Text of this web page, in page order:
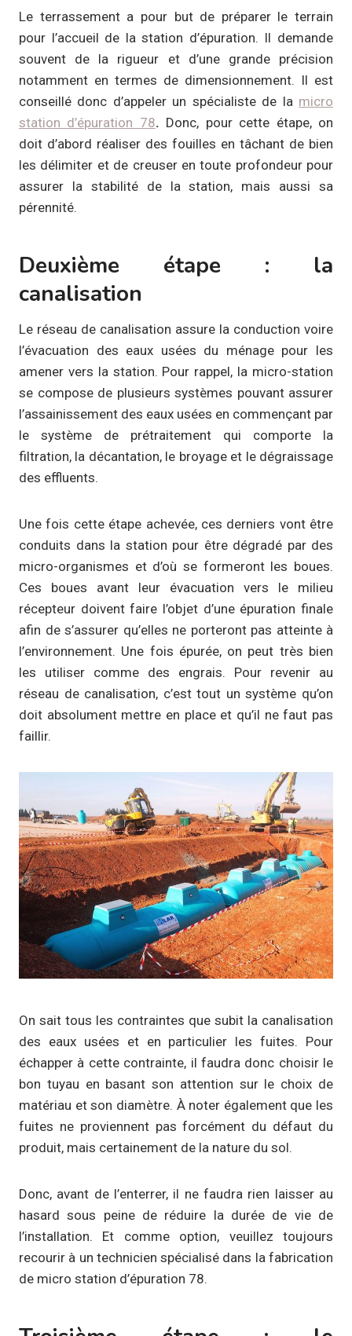
Le terrassement a pour but de préparer le terrain
pour l’accueil de la station d’épuration. Il demande
souvent de la rigueur et d’une grande précision
notamment en termes de dimensionnement. Il est
conseillé donc d’appeler un spécialiste de la micro
station d’épuration 78. Donc, pour cette étape, on
doit d’abord réaliser des fouilles en tâchant de bien
les délimiter et de creuser en toute profondeur pour
assurer la stabilité de la station, mais aussi sa
pérennité.
Deuxième étape : la
canalisation
Le réseau de canalisation assure la conduction voire
l’évacuation des eaux usées du ménage pour les
amener vers la station. Pour rappel, la micro-station
se compose de plusieurs systèmes pouvant assurer
l’assainissement des eaux usées en commençant par
le système de prétraitement qui comporte la
filtration, la décantation, le broyage et le dégraissage
des effluents.
Une fois cette étape achevée, ces derniers vont être
conduits dans la station pour être dégradé par des
micro-organismes et d’où se formeront les boues.
Ces boues avant leur évacuation vers le milieu
récepteur doivent faire l’objet d’une épuration finale
afin de s’assurer qu’elles ne porteront pas atteinte à
l’environnement. Une fois épurée, on peut très bien
les utiliser comme des engrais. Pour revenir au
réseau de canalisation, c’est tout un système qu’on
doit absolument mettre en place et qu’il ne faut pas
faillir.
On sait tous les contraintes que subit la canalisation
des eaux usées et en particulier les fuites. Pour
échapper à cette contrainte, il faudra donc choisir le
bon tuyau en basant son attention sur le choix de
matériau et son diamètre. À noter également que les
fuites ne proviennent pas forcément du défaut du
produit, mais certainement de la nature du sol.
Donc, avant de l’enterrer, il ne faudra rien laisser au
hasard sous peine de réduire la durée de vie de
l’installation. Et comme option, veuillez toujours
recourir à un technicien spécialisé dans la fabrication
de micro station d’épuration 78.